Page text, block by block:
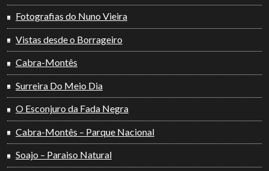
Fotografias do Nuno Vieira
Vistas desde o Borrageiro
Cabra-Montês
Surreira Do Meio Dia
O Esconjuro da Fada Negra
Cabra-Montês – Parque Nacional
Soajo – Paraiso Natural